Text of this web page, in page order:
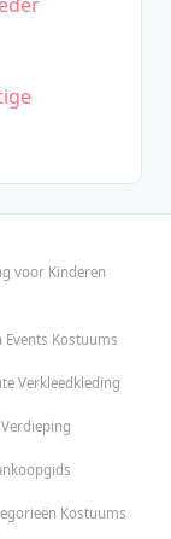
voor Kinderen
Events Kostuums
Verkleedkleding
Kostuums